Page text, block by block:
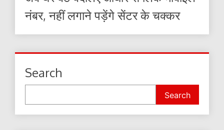
नंबर, नहीं लगाने पड़ेंगे सेंटर के चक्कर
Search
Search